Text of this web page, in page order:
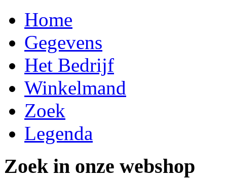
Home
Gegevens
Het Bedrijf
Winkelmand
Zoek
Legenda
Zoek in onze webshop